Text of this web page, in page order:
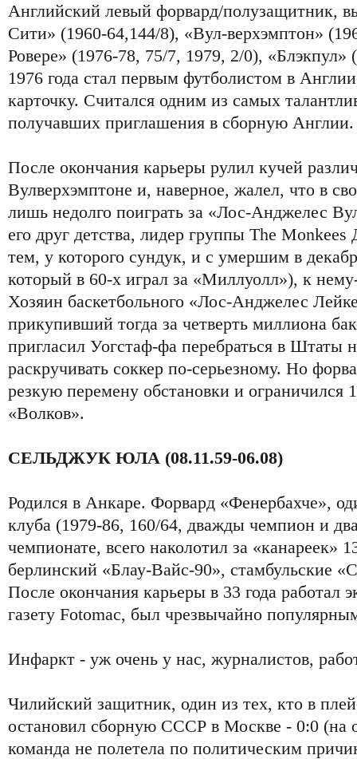
Английский левый форвард/полузащитник,
Сити» (1960-64,144/8), «Вул-верхэмптон»
Ровере» (1976-78, 75/7, 1979, 2/0), «Блэкпул»
1976 года стал первым футболистом в
карточку. Считался одним из самых
получавших приглашения в сборную Англии.
После окончания карьеры рулил кучей
Вулверхэмптоне и, наверное, жалел, что в
лишь недолго поиграть за «Лос-Анджелес
его друг детства, лидер группы The
тем, у которого сундук, и с умершим в
который в 60-х играл за «Миллуолл»), к
Хозяин баскетбольного «Лос-Анджелес
прикупивший тогда за четверть миллиона
пригласил Уогстаф-фа перебраться в Штаты
раскручивать соккер по-серьезному. Но
резкую перемену обстановки и
«Волков».
СЕЛЬДЖУК ЮЛА (08.11.59-06.08)
Родился в Анкаре. Форвард «Фенербахче»,
клуба (1979-86, 160/64, дважды чемпион и
чемпионате, всего наколотил за «канареек»
берлинский «Блау-Вайс-90», стамбульские
После окончания карьеры в 33 года работал
газету Fotomac, был чрезвычайно
Инфаркт - уж очень у нас, журналистов,
Чилийский защитник, один из тех, кто в
остановил сборную СССР в Москве - 0:0 (на
команда не полетела по политическим